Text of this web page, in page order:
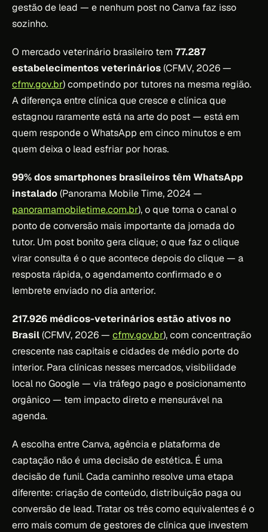
gestão de lead — e nenhum post no Canva faz isso
sozinho.
O mercado veterinário brasileiro tem 77.287
estabelecimentos veterinários(CFMV, 2026 —
cfmv.gov.br) competindo por tutores na mesma região.
A diferença entre clínica que cresce e clínica que
estagnou raramente está na arte do post — está em
quem responde o WhatsApp em cinco minutos e em
quem deixa o lead esfriar por horas.
99% dos smartphones brasileiros têm WhatsApp
instalado(Panorama Mobile Time, 2024 —
panoramamobiletime.com.br), o que torna o canal o
ponto de conversão mais importante da jornada do
tutor. Um post bonito gera clique; o que faz o clique
virar consulta é o que acontece depois do clique — a
resposta rápida, o agendamento confirmado e o
lembrete enviado no dia anterior.
217.926 médicos-veterinários estão ativos no
Brasil(CFMV, 2026 — cfmv.gov.br), com concentração
crescente nas capitais e cidades de médio porte do
interior. Para clínicas nesses mercados, visibilidade
local no Google — via tráfego pago e posicionamento
orgânico — tem impacto direto e mensurável na
agenda.
A escolha entre Canva, agência e plataforma de
captação não é uma decisão de estética. É uma
decisão de funil. Cada caminho resolve uma etapa
diferente: criação de conteúdo, distribuição paga ou
conversão de lead. Tratar os três como equivalentes é o
erro mais comum de gestores de clínica que investem